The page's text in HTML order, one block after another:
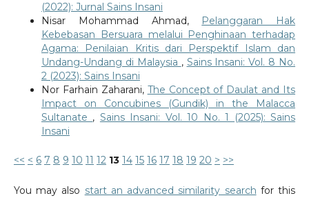
(2022): Jurnal Sains Insani
Nisar Mohammad Ahmad, Pelanggaran Hak
Kebebasan Bersuara melalui Penghinaan terhadap
Agama: Penilaian Kritis dari Perspektif Islam dan
Undang-Undang di Malaysia , Sains Insani: Vol. 8 No.
2 (2023): Sains Insani
Nor Farhain Zaharani, The Concept of Daulat and Its
Impact on Concubines (Gundik) in the Malacca
Sultanate , Sains Insani: Vol. 10 No. 1 (2025): Sains
Insani
<< < 6 7 8 9 10 11 12 13 14 15 16 17 18 19 20 > >>
You may also start an advanced similarity search for this